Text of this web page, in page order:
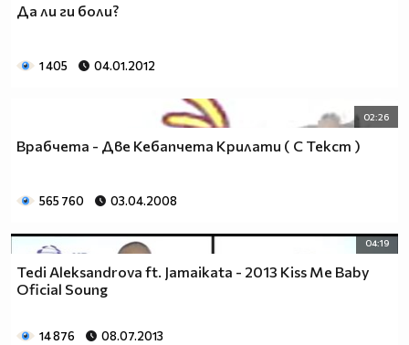
Да ли ги боли?
1 405 04.01.2012
02:26
Врабчета - Две Кебапчета Крилати ( С Текст )
565 760 03.04.2008
04:19
Tedi Aleksandrova ft. Jamaikata - 2013 Kiss Me Baby
Oficial Soung
14 876 08.07.2013